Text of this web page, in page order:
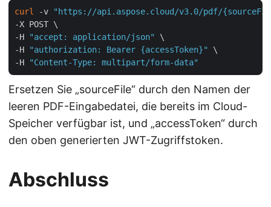
curl -v
"https://api.aspose.cloud/v3.0/pdf/
-X POST \
-H
"accept: application/json"
\
-H
"authorization: Bearer {accessToken}"
\
-H
"Content-Type: multipart/form-data"
Ersetzen Sie „sourceFile“ durch den Namen der
leeren PDF-Eingabedatei, die bereits im Cloud-
Speicher verfügbar ist, und „accessToken“ durch
den oben generierten JWT-Zugriffstoken.
Abschluss